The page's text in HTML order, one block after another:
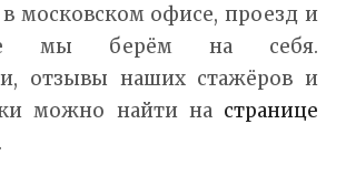
московском офисе, проезд и
мы берём на себя.
отзывы наших стажёров и
можно найти на странице
.